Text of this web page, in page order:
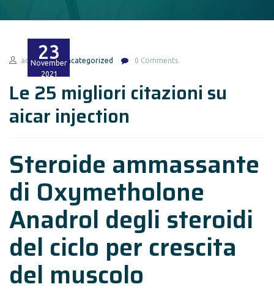
23
November
2021
admin Uncategorized 0 Comments
Le 25 migliori citazioni su
aicar injection
Steroide ammassante
di Oxymetholone
Anadrol degli steroidi
del ciclo per crescita
del muscolo